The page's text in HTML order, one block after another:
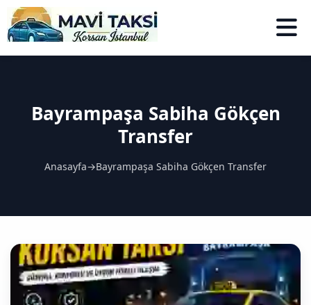
Bayrampaşa Sabiha Gökçen
Transfer
Anasayfa→Bayrampaşa Sabiha Gökçen Transfer